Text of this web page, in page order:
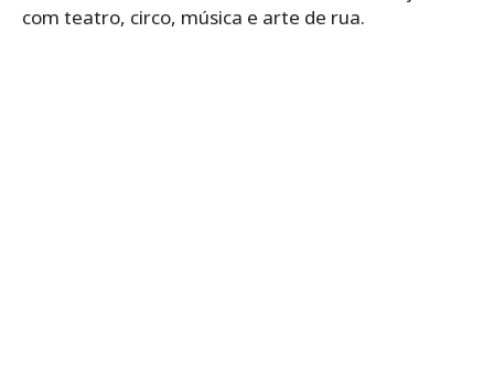
com teatro, circo, música e arte de rua.